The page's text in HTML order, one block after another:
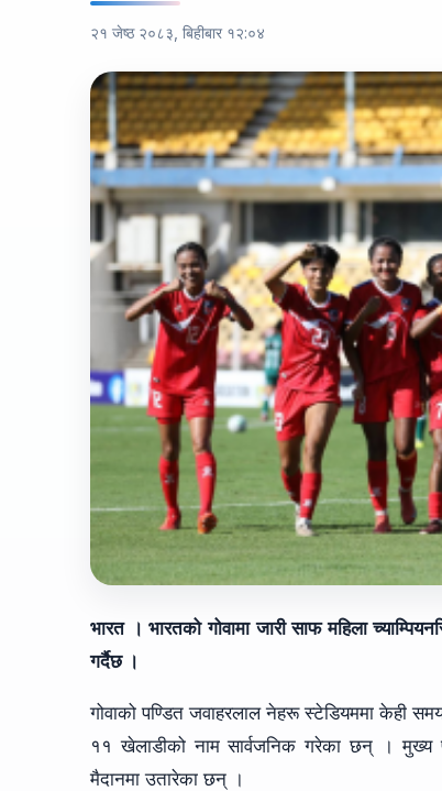
२१ जेष्ठ २०८३, बिहीबार १२:०४
भारत । भारतको गोवामा जारी साफ महिला
गर्दैछ ।
गोवाको पण्डित जवाहरलाल नेहरू स्टेडियममा केही
११ खेलाडीको नाम सार्वजनिक गरेका छन् । मुख्य
मैदानमा उतारेका छन् ।